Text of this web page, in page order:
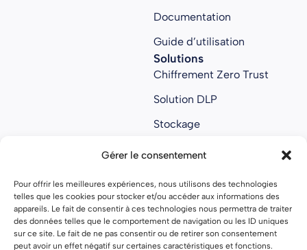
Gérer le consentement
Pour offrir les meilleures expériences, nous utilisons des technologies
telles que les cookies pour stocker et/ou accéder aux informations des
appareils. Le fait de consentir à ces technologies nous permettra de traiter
des données telles que le comportement de navigation ou les ID uniques
sur ce site. Le fait de ne pas consentir ou de retirer son consentement
peut avoir un effet négatif sur certaines caractéristiques et fonctions.
Documentation
Guide d’utilisation
Solutions
Chiffrement Zero Trust
Solution DLP
Stockage
Collaboratif
About us
À propos
Nous rejoindre